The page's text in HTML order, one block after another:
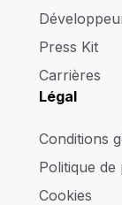
Press Kit
Carrières
Légal
Conditions
Politique
Cookies